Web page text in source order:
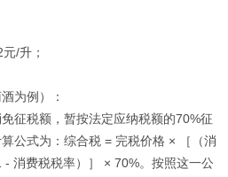
/升；
为例）：
征税额，暂按法定应纳税额的70%征
公式为：综合税 = 完税价格 × ［（消
消费税税率）］ × 70%。按照这一公